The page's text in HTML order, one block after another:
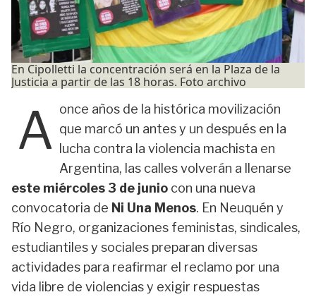
En Cipolletti la concentración será en la Plaza de la
Justicia a partir de las 18 horas. Foto archivo
A once años de la histórica movilización
que marcó un antes y un después en la
lucha contra la violencia machista en
Argentina, las calles volverán a llenarse
este miércoles 3 de junio con una nueva
convocatoria de Ni Una Menos. En Neuquén y
Río Negro, organizaciones feministas, sindicales,
estudiantiles y sociales preparan diversas
actividades para reafirmar el reclamo por una
vida libre de violencias y exigir respuestas